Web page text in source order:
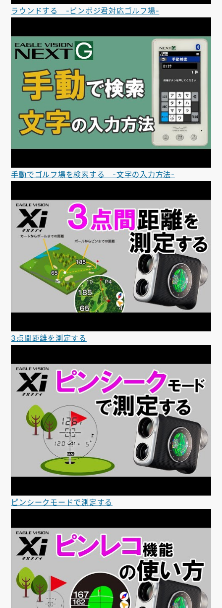
ラウンドする -ピンポジ君対応ゴルフ場-
手動でゴルフ場を検索する -文字の入力方法-
3点間距離を測定する
ピンシークモードで測定する